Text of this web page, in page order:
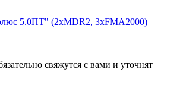
5.0ПТ" (2xMDR2, 3xFMA2000)
свяжутся с вами и уточнят